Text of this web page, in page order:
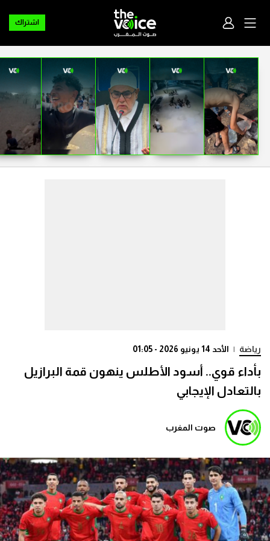
اشتراك
رياضة | الأحد 14 يونيو 2026 - 01:05
بأداء قوي.. أسود الأطلس ينهون قمة البرازيل
بالتعادل الإيجابي
صوت المغرب